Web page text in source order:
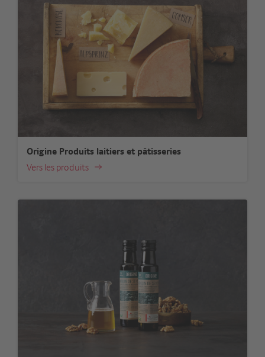
Origine Produits laitiers et pâtisseries
Vers les produits